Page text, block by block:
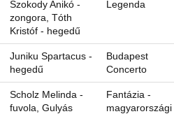
Szokody Anikó -
zongora, Tóth
Kristóf - hegedű
Legenda
Juniku Spartacus -
hegedű
Budapest
Concerto
Scholz Melinda -
fuvola, Gulyás
Fantázia -
magyarországi